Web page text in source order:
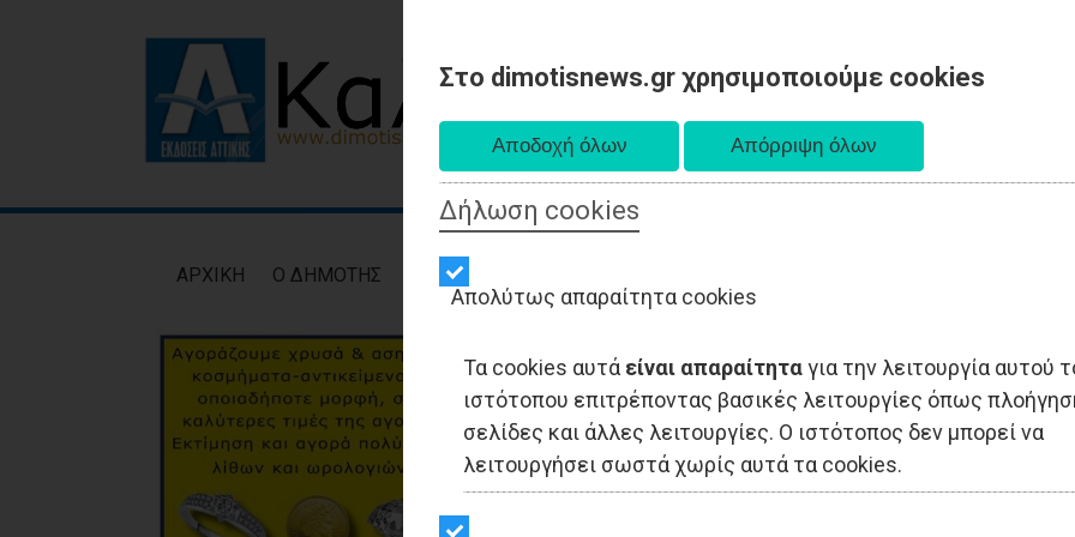
Στο dimotisnews.gr χρησιμοποιούμε cookies
Δήλωση cookies
Απολύτως απαραίτητα cookies
Τα cookies αυτά είναι απαραίτηταγια την λειτουργία αυτού
ιστότοπου επιτρέποντας βασικές λειτουργίες όπως
σελίδες και άλλες λειτουργίες. Ο ιστότοπος δεν μπορεί να
λειτουργήσει σωστά χωρίς αυτά τα cookies.
AΡXIKH Ο ΔΗΜΟΤΗΣ ΕΙΔΗΣΕΙΣ